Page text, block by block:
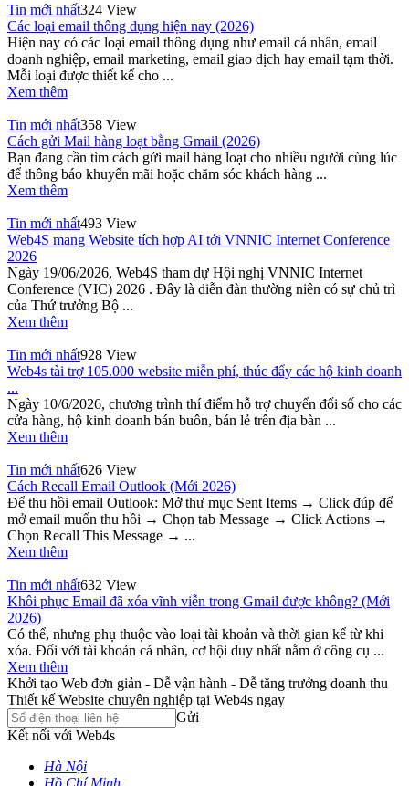
Tin mới nhất324 View
Các loại email thông dụng hiện nay (2026)
Hiện nay có các loại email thông dụng như email cá nhân, email
doanh nghiệp, email marketing, email giao dịch hay email tạm thời.
Mỗi loại được thiết kế cho ...
Xem thêm
Tin mới nhất358 View
Cách gửi Mail hàng loạt bằng Gmail (2026)
Bạn đang cần tìm cách gửi mail hàng loạt cho nhiều người cùng lúc
để thông báo khuyến mãi hoặc chăm sóc khách hàng ...
Xem thêm
Tin mới nhất493 View
Web4S mang Website tích hợp AI tới VNNIC Internet Conference
2026
Ngày 19/06/2026, Web4S tham dự Hội nghị VNNIC Internet
Conference (VIC) 2026 . Đây là diễn đàn thường niên có sự chủ trì
của Thứ trưởng Bộ ...
Xem thêm
Tin mới nhất928 View
Web4s tài trợ 105.000 website miễn phí, thúc đẩy các hộ kinh doanh
...
Ngày 10/6/2026, chương trình thí điểm hỗ trợ chuyển đổi số cho các
cửa hàng, hộ kinh doanh bán buôn, bán lẻ trên địa bàn ...
Xem thêm
Tin mới nhất626 View
Cách Recall Email Outlook (Mới 2026)
Để thu hồi email Outlook: Mở thư mục Sent Items → Click đúp để
mở email muốn thu hồi → Chọn tab Message → Click Actions →
Chọn Recall This Message → ...
Xem thêm
Tin mới nhất632 View
Khôi phục Email đã xóa vĩnh viễn trong Gmail được không? (Mới
2026)
Có thể, nhưng phụ thuộc vào loại tài khoản và thời gian kể từ khi
xóa. Đối với tài khoản cá nhân, cơ hội duy nhất nằm ở công cụ ...
Xem thêm
Khởi tạo Web đơn giản - Dễ vận hành - Dễ tăng trưởng doanh thu
Thiết kế Website chuyên nghiệp tại Web4s ngay
Gửi
Kết nối với Web4s
Hà Nội
Hồ Chí Minh